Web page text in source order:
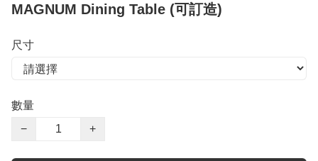
MAGNUM Dining Table (可訂造)
尺寸
數量
−
+